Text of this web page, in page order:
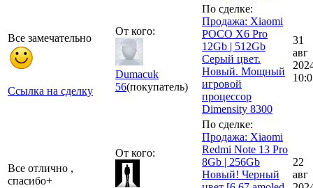
Все замечательно
Ссылка на сделку
От кого:
Dumacuk
56(покупатель)
По сделке:
Продажа: Xiaomi
POCO X6 Pro
12Gb | 512Gb
Серый цвет.
Новый. Мощный
игровой
процессор
Dimensity 8300
31
авг
Все отлично ,
спасибо+
От кого:
По сделке:
Продажа: Xiaomi
Redmi Note 13 Pro
8Gb | 256Gb
Новый! Черный
22
авг